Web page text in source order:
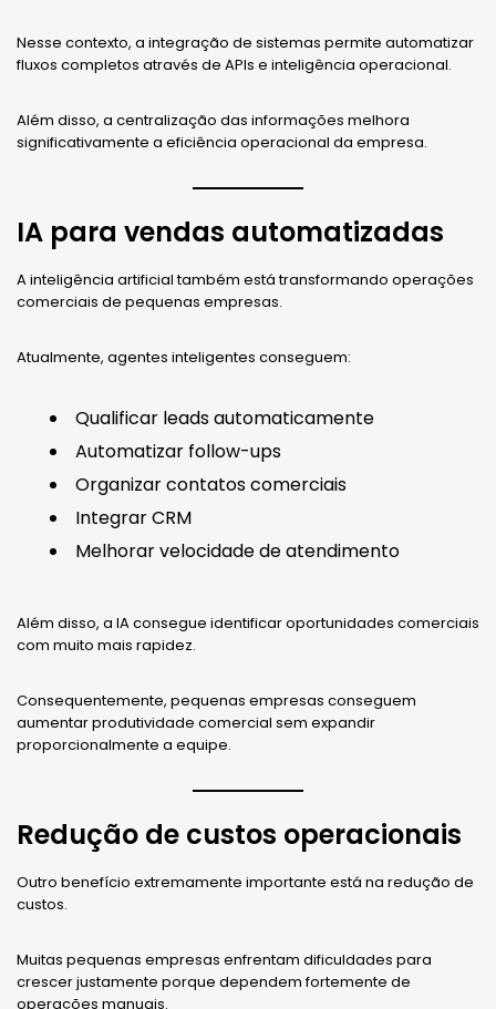
Nesse contexto, a integração de sistemas permite automatizar
fluxos completos através de APIs e inteligência operacional.
Além disso, a centralização das informações melhora
significativamente a eficiência operacional da empresa.
IA para vendas automatizadas
A inteligência artificial também está transformando operações
comerciais de pequenas empresas.
Atualmente, agentes inteligentes conseguem:
Qualificar leads automaticamente
Automatizar follow-ups
Organizar contatos comerciais
Integrar CRM
Melhorar velocidade de atendimento
Além disso, a IA consegue identificar oportunidades comerciais
com muito mais rapidez.
Consequentemente, pequenas empresas conseguem
aumentar produtividade comercial sem expandir
proporcionalmente a equipe.
Redução de custos operacionais
Outro benefício extremamente importante está na redução de
custos.
Muitas pequenas empresas enfrentam dificuldades para
crescer justamente porque dependem fortemente de
operações manuais.